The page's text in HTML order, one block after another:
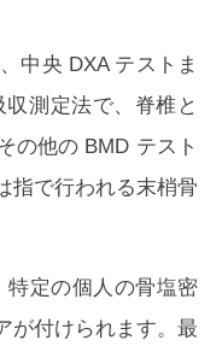
中央 DXA テストま
測定法で、脊椎と
の他の BMD テスト
指で行われる末梢骨
特定の個人の骨塩密
が付けられます。最